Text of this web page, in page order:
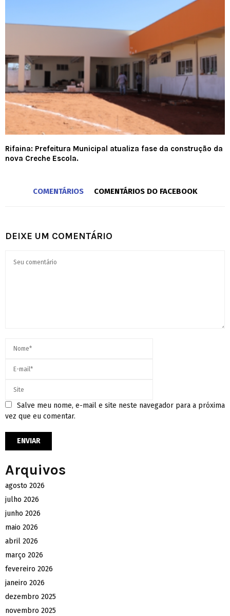
Rifaina: Prefeitura Municipal atualiza fase da construção da
nova Creche Escola.
COMENTÁRIOS COMENTÁRIOS DO FACEBOOK
DEIXE UM COMENTÁRIO
Salve meu nome, e-mail e site neste navegador para a próxima
vez que eu comentar.
Arquivos
agosto 2026
julho 2026
junho 2026
maio 2026
abril 2026
março 2026
fevereiro 2026
janeiro 2026
dezembro 2025
novembro 2025